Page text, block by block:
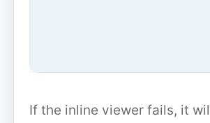
If the inline viewer fails, it